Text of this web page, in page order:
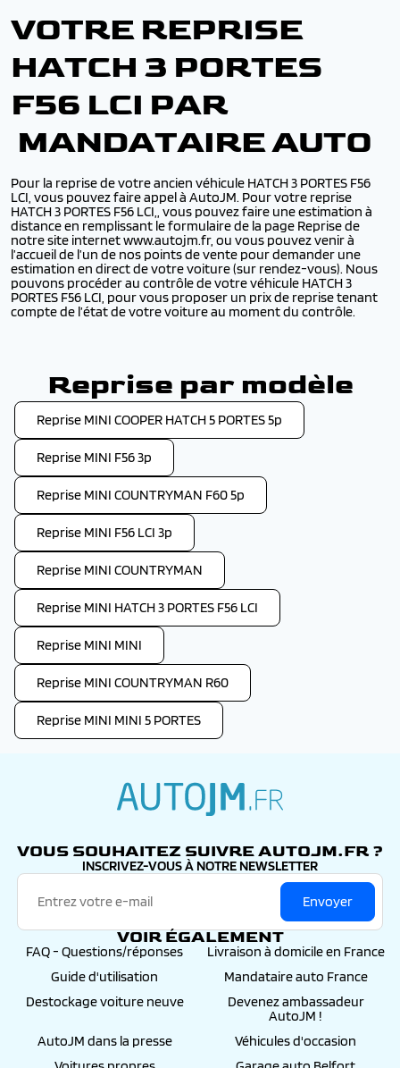
VOTRE REPRISE
HATCH 3 PORTES
F56 LCI PAR
MANDATAIRE AUTO
Pour la reprise de votre ancien véhicule HATCH 3 PORTES F56
LCI, vous pouvez faire appel à AutoJM. Pour votre reprise
HATCH 3 PORTES F56 LCI,, vous pouvez faire une estimation à
distance en remplissant le formulaire de la page Reprise de
notre site internet www.autojm.fr, ou vous pouvez venir à
l’accueil de l’un de nos points de vente pour demander une
estimation en direct de votre voiture (sur rendez-vous). Nous
pouvons procéder au contrôle de votre véhicule HATCH 3
PORTES F56 LCI, pour vous proposer un prix de reprise tenant
compte de l’état de votre voiture au moment du contrôle.
Reprise par modèle
Reprise MINI COOPER HATCH 5 PORTES 5p
Reprise MINI F56 3p
Reprise MINI COUNTRYMAN F60 5p
Reprise MINI F56 LCI 3p
Reprise MINI COUNTRYMAN
Reprise MINI HATCH 3 PORTES F56 LCI
Reprise MINI MINI
Reprise MINI COUNTRYMAN R60
Reprise MINI MINI 5 PORTES
VOUS SOUHAITEZ SUIVRE AUTOJM.FR ?
INSCRIVEZ-VOUS À NOTRE NEWSLETTER
Envoyer
VOIR ÉGALEMENT
FAQ - Questions/réponses
Livraison à domicile en France
Guide d'utilisation
Mandataire auto France
Destockage voiture neuve
Devenez ambassadeur
AutoJM !
AutoJM dans la presse
Véhicules d'occasion